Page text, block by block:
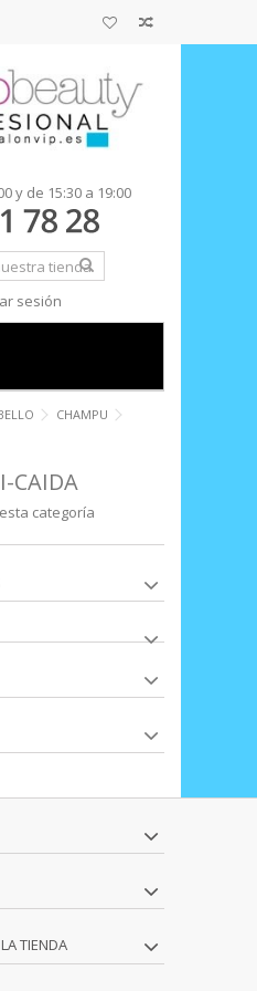
y de 15:30 a 19:00
sesión
CHAMPU
CAIDA
categoría
TIENDA